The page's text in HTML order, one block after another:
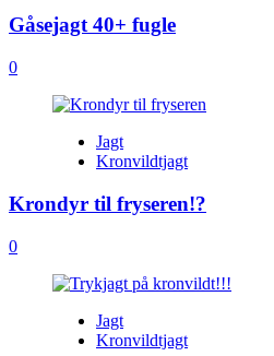
Gåsejagt 40+ fugle
0
Jagt
Kronvildtjagt
Krondyr til fryseren!?
0
Jagt
Kronvildtjagt